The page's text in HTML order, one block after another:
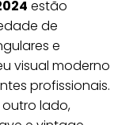
estão
de
e
visual moderno
profissionais.
lado,